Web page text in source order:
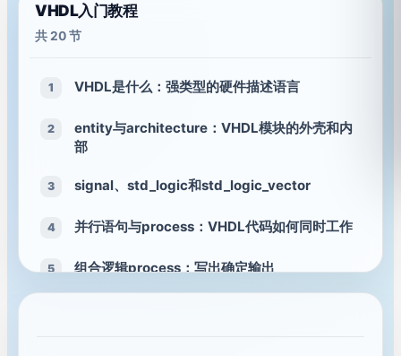
VHDL入门教程
共 20 节
1 VHDL是什么：强类型的硬件描述语言
2
entity与architecture：VHDL模块的外壳和内
部
3 signal、std_logic和std_logic_vector
4 并行语句与process：VHDL代码如何同时工作
5 组合逻辑process：写出确定输出